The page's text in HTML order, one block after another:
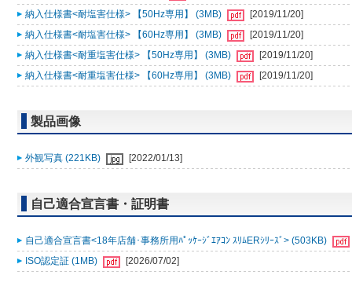
納入仕様書<耐塩害仕様> 【50Hz専用】 (3MB)
[2019/11/20]
納入仕様書<耐塩害仕様> 【60Hz専用】 (3MB)
[2019/11/20]
納入仕様書<耐重塩害仕様> 【50Hz専用】 (3MB)
[2019/11/20]
納入仕様書<耐重塩害仕様> 【60Hz専用】 (3MB)
[2019/11/20]
製品画像
外観写真 (221KB) [2022/01/13]
自己適合宣言書・証明書
自己適合宣言書<18年店舗･事務所用ﾊﾟｯｹｰｼﾞｴｱｺﾝ ｽﾘﾑERｼﾘｰｽﾞ> (503KB)
ISO認定証 (1MB)
[2026/07/02]